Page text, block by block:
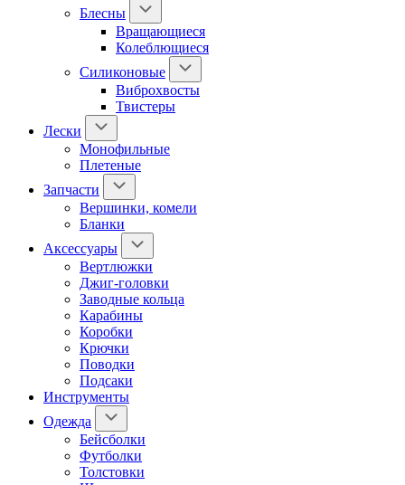
Блесны
Вращающиеся
Колеблющиеся
Силиконовые
Виброхвосты
Твистеры
Лески
Монофильные
Плетеные
Запчасти
Вершинки, комели
Бланки
Аксессуары
Вертлюжки
Джиг-головки
Заводные кольца
Карабины
Коробки
Крючки
Поводки
Подсаки
Инструменты
Одежда
Бейсболки
Футболки
Толстовки